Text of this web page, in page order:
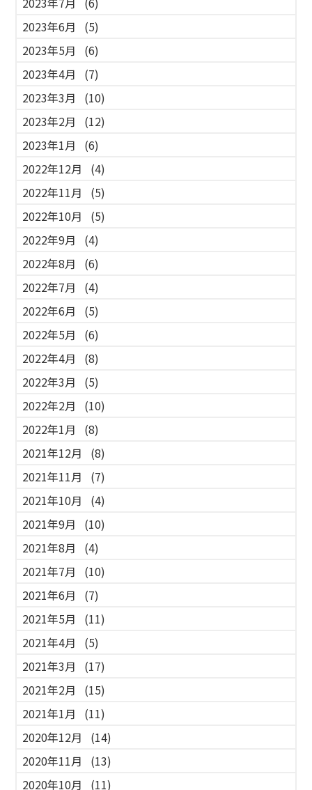
2023年6月
(5)
2023年5月
(6)
2023年4月
(7)
2023年3月
(10)
2023年2月
(12)
2023年1月
(6)
2022年12月
(4)
2022年11月
(5)
2022年10月
(5)
2022年9月
(4)
2022年8月
(6)
2022年7月
(4)
2022年6月
(5)
2022年5月
(6)
2022年4月
(8)
2022年3月
(5)
2022年2月
(10)
2022年1月
(8)
2021年12月
(8)
2021年11月
(7)
2021年10月
(4)
2021年9月
(10)
2021年8月
(4)
2021年7月
(10)
2021年6月
(7)
2021年5月
(11)
2021年4月
(5)
2021年3月
(17)
2021年2月
(15)
2021年1月
(11)
2020年12月
(14)
2020年11月
(13)
2020年10月
(11)